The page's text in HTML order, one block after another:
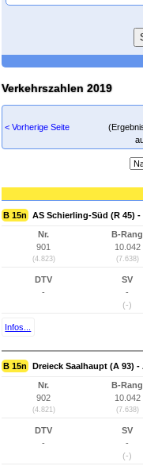
Verkehrszahlen 2019
< Vorherige Seite
B 15n AS Schierling-Süd (R 45)
Nr.
901
(4.823)
B-Rang
10.042
(7.638)
DTV
-
SV
-
(-)
Infos...
B 15n Dreieck Saalhaupt (A 93)
Nr.
902
(4.821)
B-Rang
10.042
(7.638)
DTV
-
SV
-
(-)